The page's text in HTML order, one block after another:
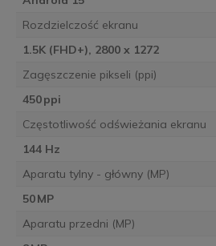
Rozdzielczość ekranu
1.5K (FHD+), 2800 x 1272
Zagęszczenie pikseli (ppi)
450 ppi
Częstotliwość odświeżania ekranu
144 Hz
Aparatu tylny - główny (MP)
50 MP
Aparatu przedni (MP)